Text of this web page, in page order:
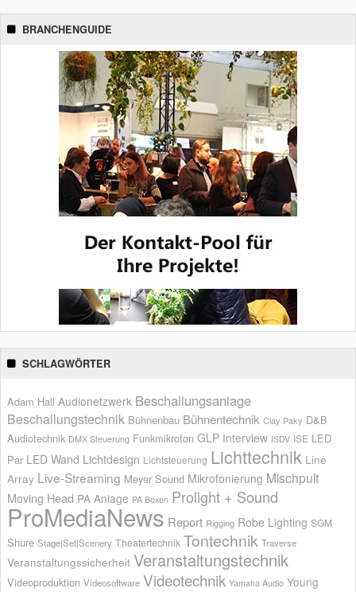
BRANCHENGUIDE
SCHLAGWÖRTER
Adam Hall Audionetzwerk Beschallungsanlage
Beschallungstechnik Bühnenbau Bühnentechnik Clay Paky D&B
Audiotechnik DMX Steuerung Funkmikrofon GLP Interview ISDV ISE LED
Par LED Wand Lichtdesign Lichtsteuerung Lichttechnik Line
Array Live-Streaming Meyer Sound Mikrofonierung Mischpult
Moving Head PA Anlage PA Boxen Prolight + Sound
ProMediaNews Report Rigging Robe Lighting SGM
Shure Stage|Set|Scenery Theatertechnik Tontechnik Traverse
Veranstaltungssicherheit Veranstaltungstechnik
Videoproduktion Videosoftware Videotechnik Yamaha Audio Young